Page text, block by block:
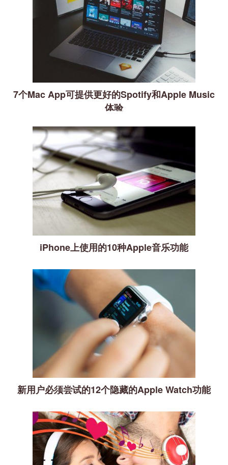
7个Mac App可提供更好的Spotify和Apple Music
体验
iPhone上使用的10种Apple音乐功能
新用户必须尝试的12个隐藏的Apple Watch功能